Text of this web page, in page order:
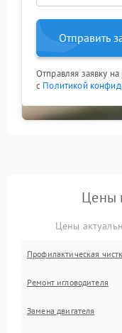
Отправить
Отправляя заявку
с Политикой
Цены
Цены
Профилактическая
Ремонт игловодителя
Замена двигателя